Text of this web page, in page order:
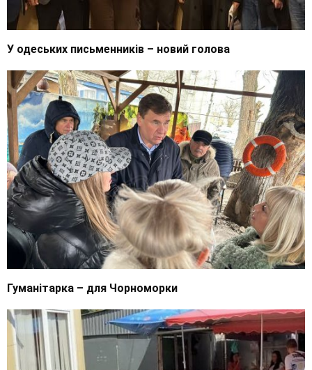
У одеських письменників – новий голова
Гуманітарка – для Чорноморки